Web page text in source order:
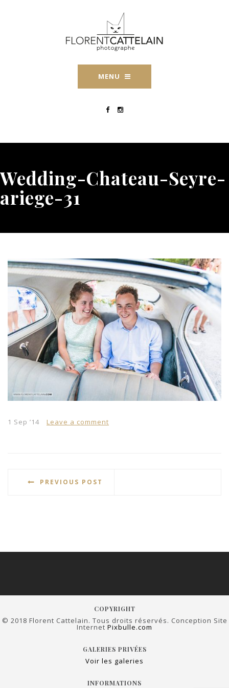
MENU
Wedding-Chateau-Seyre-
ariege-31
1 Sep ’14 Leave a comment
PREVIOUS POST
COPYRIGHT
© 2018 Florent Cattelain. Tous droits réservés. Conception Site
Internet Pixbulle.com
GALERIES PRIVÉES
Voir les galeries
INFORMATIONS